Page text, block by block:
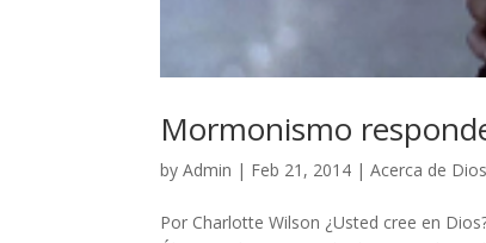
Mormonismo
byAdmin | Feb 21, 2014 |Acerca de Dios
Por Charlotte Wilson ¿Usted cree en